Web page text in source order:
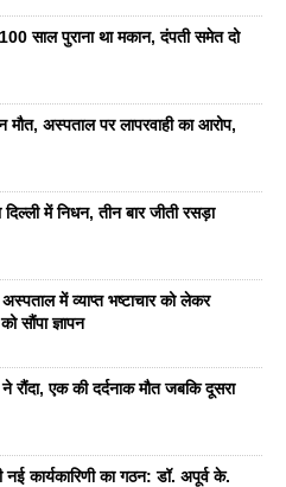
साल पुराना था मकान, दंपती समेत दो
अस्पताल पर लापरवाही का आरोप,
में निधन, तीन बार जीती रसड़ा
में व्याप्त भष्टाचार को लेकर
सौंपा ज्ञापन
एक की दर्दनाक मौत जबकि दूसरा
नई कार्यकारिणी का गठन: डॉ. अपूर्व के.